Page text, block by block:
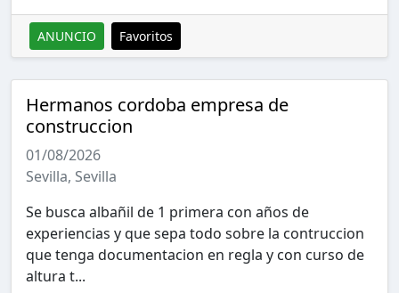
ANUNCIO Favoritos
Hermanos cordoba empresa de
construccion
01/08/2026
Sevilla, Sevilla
Se busca albañil de 1 primera con años de
experiencias y que sepa todo sobre la contruccion
que tenga documentacion en regla y con curso de
altura t...